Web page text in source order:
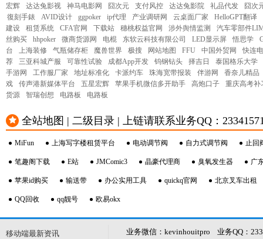
宏辉
达达兔影视 神马电影网 囧次元 支付风控 达达兔影院 礼品代发
囧次
復刻手錶
AVID设计 ggpoker ip代理 产业调研网 云桌面厂家
HelloGPT翻译
建设
租赁系统 CFA官网 下载站 穗桃权益官网 涉外舆情监测
汽车零部件
丝购买
hhpoker 微商货源网 电棍 东软云科技有限公司 LED显示屏 悟思学
台
上海装修 气瓶储存柜 魔兽世界 极搜 网站地图 FFU 中国外贸网
快连
荐
三亚科城产服 可靠性试验 成都App开发 钨钢钻头 择吉日
泰国格乐大学
手游网
工作服厂家 地址标准化 卡派约车 珠海宽带报装 伴游网
香奈儿精品
戏
传声港新媒体平台 五星宏辉 苹果手机微信多开助手 高炮口子
重庆高考补
货源
智瑞创想 电路板 电路板
全站地图 | 二级目录 | 上链请联系业务QQ：
MiFun 上海写字楼租赁平台 电动调节阀 自力式调节阀 止回
笔趣阁下载 E站 JMComic3 晶豪代理商 臭氧发生器 广
苹果id购买 输送带 办公实用工具 quickq官网 北京叉车出租
QQ回收 qq靓号 欧易okx
移动端最新资讯
业务微信：kevinhouitpro 业务QQ：